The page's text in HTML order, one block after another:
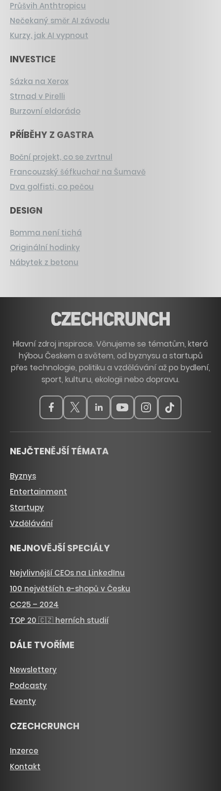
Průšvih Anthtropicu
Nečekaný směr AI závodu
Kurzy, jak AI vypnout
INVESTICE
Sázka na Xerox
Strnad v Pirelli
Burzovní eldorádo
PŘÍBĚHY Z GASTRA
Boční projekt, co se zvrtnul
Francouzský šéfkuchař na Šumavě
Dva golfisti, co pečou
DESIGN
Bomma není tichá
Originální hodinky
Nábytek z betonu
Hlavní zdroj inspirace. Věnujeme se tématům, která
hýbou Českem a světem, od byznysu a startupů
přes technologie, politiku a vzdělávání až po bydlení,
sport, kulturu, ekologii nebo dopravu.
NEJČTENĚJŠÍ TÉMATA
Byznys
Entertainment
Startupy
Vzdělávání
NEJNOVĚJŠÍ SPECIÁLY
Nejvlivnější CEOs na LinkedInu
100 největších e-shopů v Česku
CC25 – 2024
TOP 20 🇨🇿 herních studií
DÁLE TVOŘÍME
Newslettery
Podcasty
Eventy
CZECHCRUNCH
Inzerce
Kontakt